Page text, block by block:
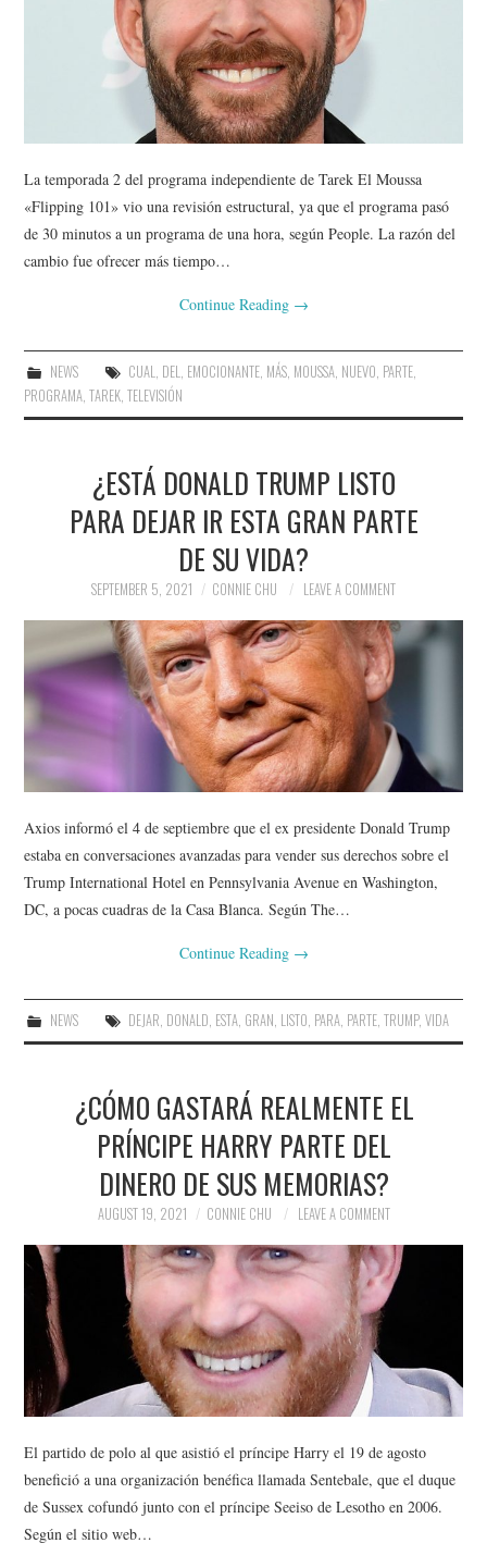
La temporada 2 del programa independiente de Tarek El Moussa
«Flipping 101» vio una revisión estructural, ya que el programa pasó
de 30 minutos a un programa de una hora, según People. La razón del
cambio fue ofrecer más tiempo…
Continue Reading →
NEWS CUAL, DEL, EMOCIONANTE, MÁS, MOUSSA, NUEVO, PARTE,
PROGRAMA,TAREK,TELEVISIÓN
¿ESTÁ DONALD TRUMP LISTO
PARA DEJAR IR ESTA GRAN PARTE
DE SU VIDA?
SEPTEMBER 5, 2021 CONNIE CHU LEAVE A COMMENT
Axios informó el 4 de septiembre que el ex presidente Donald Trump
estaba en conversaciones avanzadas para vender sus derechos sobre el
Trump International Hotel en Pennsylvania Avenue en Washington,
DC, a pocas cuadras de la Casa Blanca. Según The…
Continue Reading →
NEWS DEJAR, DONALD, ESTA, GRAN, LISTO, PARA, PARTE, TRUMP, VIDA
¿CÓMO GASTARÁ REALMENTE EL
PRÍNCIPE HARRY PARTE DEL
DINERO DE SUS MEMORIAS?
AUGUST 19, 2021 CONNIE CHU LEAVE A COMMENT
El partido de polo al que asistió el príncipe Harry el 19 de agosto
benefició a una organización benéfica llamada Sentebale, que el duque
de Sussex cofundó junto con el príncipe Seeiso de Lesotho en 2006.
Según el sitio web…